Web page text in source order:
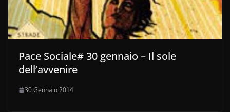
Pace Sociale# 30 gennaio – Il sole
dell’avvenire
30 Gennaio 2014